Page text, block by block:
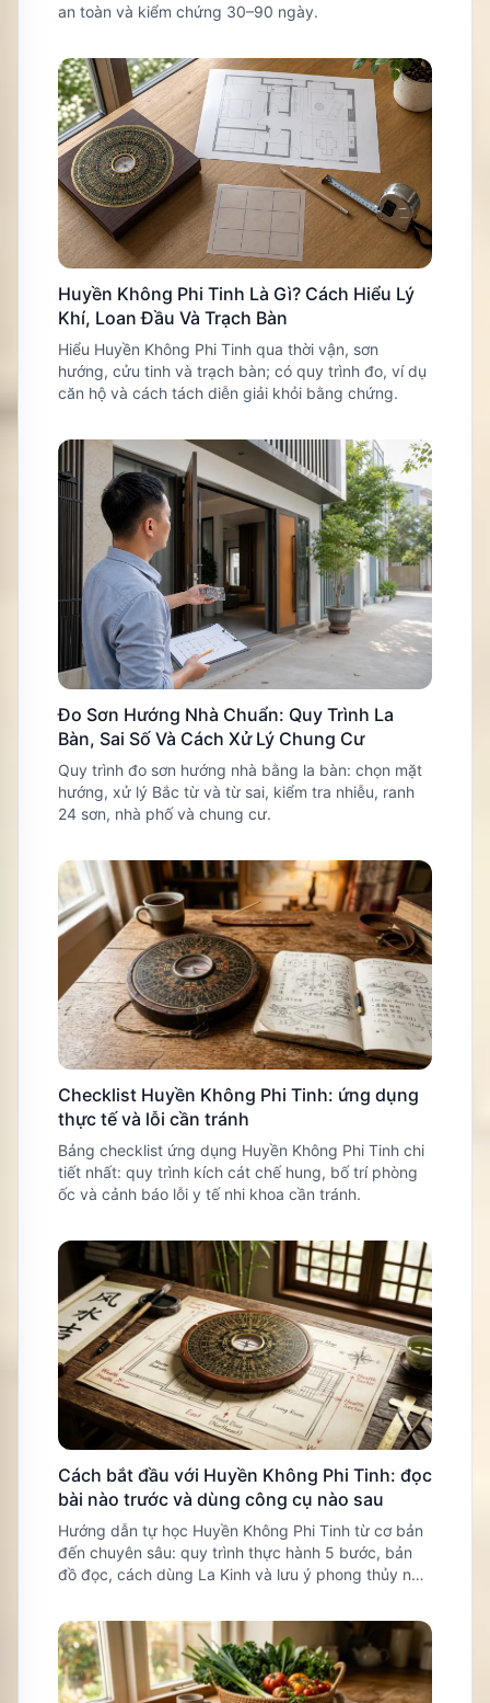
an toàn và kiểm chứng 30–90 ngày.
Huyền Không Phi Tinh Là Gì? Cách Hiểu Lý
Khí, Loan Đầu Và Trạch Bàn
Hiểu Huyền Không Phi Tinh qua thời vận, sơn
hướng, cửu tinh và trạch bàn; có quy trình đo, ví dụ
căn hộ và cách tách diễn giải khỏi bằng chứng.
Đo Sơn Hướng Nhà Chuẩn: Quy Trình La
Bàn, Sai Số Và Cách Xử Lý Chung Cư
Quy trình đo sơn hướng nhà bằng la bàn: chọn mặt
hướng, xử lý Bắc từ và từ sai, kiểm tra nhiễu, ranh
24 sơn, nhà phố và chung cư.
Checklist Huyền Không Phi Tinh: ứng dụng
thực tế và lỗi cần tránh
Bảng checklist ứng dụng Huyền Không Phi Tinh chi
tiết nhất: quy trình kích cát chế hung, bố trí phòng
ốc và cảnh báo lỗi y tế nhi khoa cần tránh.
Cách bắt đầu với Huyền Không Phi Tinh: đọc
bài nào trước và dùng công cụ nào sau
Hướng dẫn tự học Huyền Không Phi Tinh từ cơ bản
đến chuyên sâu: quy trình thực hành 5 bước, bản
đồ đọc, cách dùng La Kinh và lưu ý phong thủy nhi